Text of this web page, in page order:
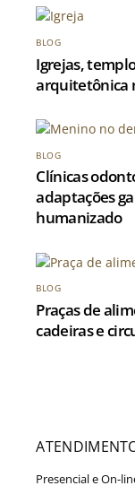
BLOG
Igrejas,
arquitetônica
BLOG
Clínicas
adaptações
humanizado
BLOG
Praças de
cadeiras e
Presencial e On-